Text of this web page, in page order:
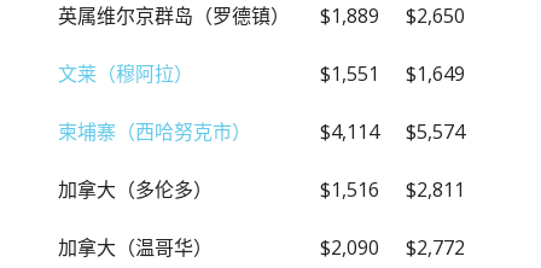
英属维尔京群岛（罗德镇） $1,889 $2,650
文莱（穆阿拉） $1,551 $1,649
柬埔寨（西哈努克市） $4,114 $5,574
加拿大（多伦多） $1,516 $2,811
加拿大（温哥华） $2,090 $2,772